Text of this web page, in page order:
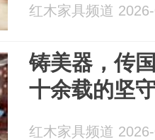
红木家具频道
铸美器，传
十余载的坚
红木家具频道